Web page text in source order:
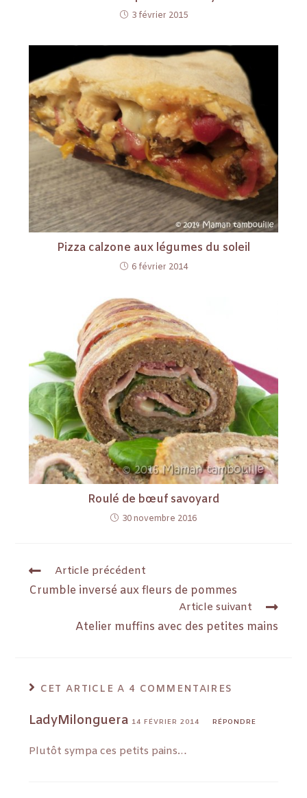
3 février 2015
Pizza calzone aux légumes du soleil
6 février 2014
Roulé de bœuf savoyard
30 novembre 2016
Article précédent
Crumble inversé aux fleurs de pommes
Article suivant
Atelier muffins avec des petites mains
CET ARTICLE A 4 COMMENTAIRES
LadyMilonguera 14 FÉVRIER 2014 RÉPONDRE
Plutôt sympa ces petits pains…